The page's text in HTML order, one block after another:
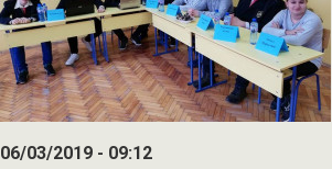
и
Кнежа
06/03/2019 - 09:12